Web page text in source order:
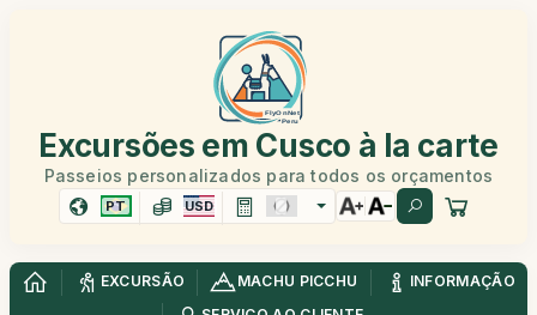
Excursões em Cusco à la carte
Passeios personalizados para todos os orçamentos
PT USD
EXCURSÃO MACHU PICCHU
INFORMAÇÃO